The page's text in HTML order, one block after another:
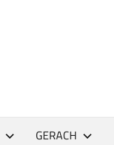
GERACH